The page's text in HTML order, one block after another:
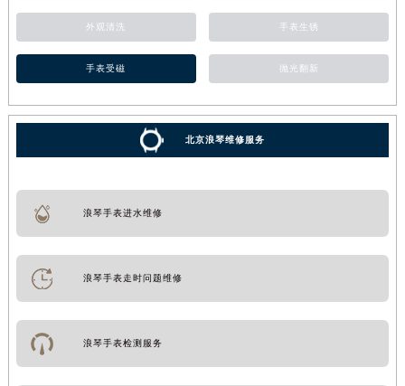
外观清洗 手表生锈
手表受磁 抛光翻新
北京浪琴维修服务
浪琴手表进水维修
浪琴手表走时问题维修
浪琴手表检测服务